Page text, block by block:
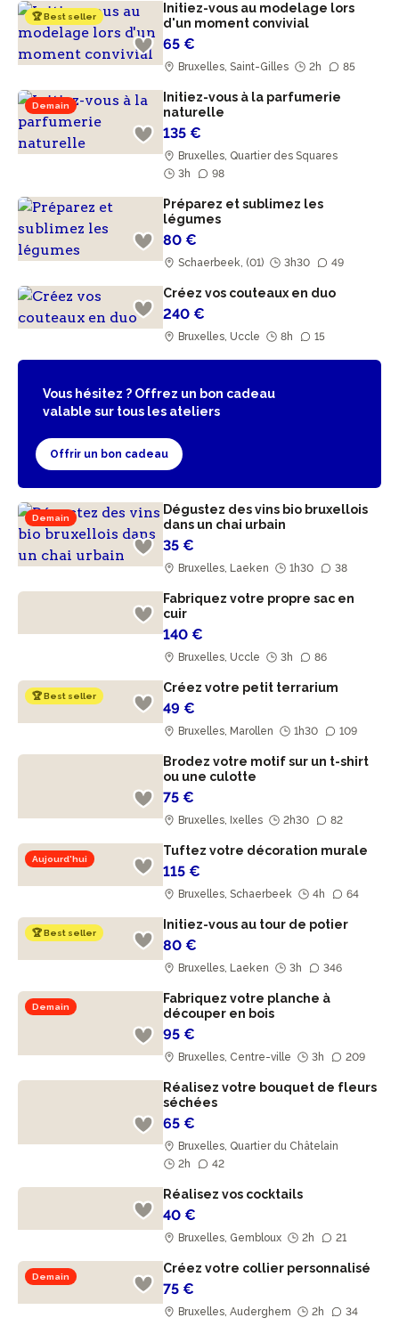
Accessible PMR Réinitialiser les filtres
🏆 Best seller
Initiez-vous au modelage lors
d'un moment convivial
65 €
Bruxelles, Saint-Gilles 2h 85
Demain
Initiez-vous à la parfumerie
naturelle
135 €
Bruxelles, Quartier des Squares
3h
98
Préparez et sublimez les
légumes
80 €
Schaerbeek, (01) 3h30 49
Créez vos couteaux en duo
240 €
Bruxelles, Uccle 8h 15
Vous hésitez ? Offrez un bon cadeau
valable sur tous les ateliers
Offrir un bon cadeau
Demain
Dégustez des vins bio bruxellois
dans un chai urbain
35 €
Bruxelles, Laeken 1h30 38
Fabriquez votre propre sac en
cuir
140 €
Bruxelles, Uccle 3h 86
🏆 Best seller
Créez votre petit terrarium
49 €
Bruxelles, Marollen 1h30 109
Brodez votre motif sur un t-shirt
ou une culotte
75 €
Bruxelles, Ixelles 2h30 82
Aujourd'hui
Tuftez votre décoration murale
115 €
Bruxelles, Schaerbeek 4h 64
🏆 Best seller
Initiez-vous au tour de potier
80 €
Bruxelles, Laeken 3h 346
Demain
Fabriquez votre planche à
découper en bois
95 €
Bruxelles, Centre-ville 3h 209
Réalisez votre bouquet de fleurs
séchées
65 €
Bruxelles, Quartier du Châtelain
2h
42
Réalisez vos cocktails
40 €
Bruxelles, Gembloux 2h 21
Demain
Créez votre collier personnalisé
75 €
Bruxelles, Auderghem 2h 34